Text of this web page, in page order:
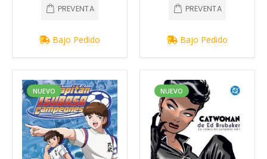
PREVENTA
Bajo Pedido
PREVENTA
Bajo Pedido
NUEVO NUEVO